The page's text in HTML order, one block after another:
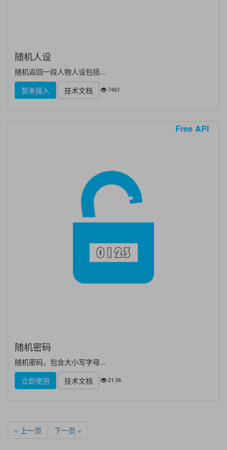
随机人设
随机返回一段人物人设包括...
暂未接入
技术文档 7461
Free API
随机密码
随机密码，包含大小写字母...
立即使用
技术文档 21.0k
« 上一页 下一页 »